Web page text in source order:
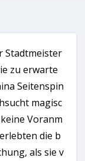
Stadtmeister
zu erwarte
Seitenspin
magisc
Voranm
die b
als sie v